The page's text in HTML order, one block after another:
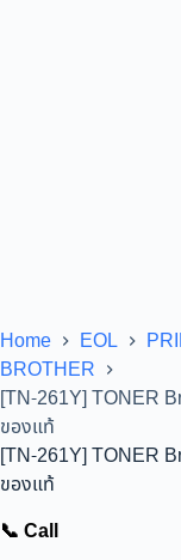
Home EOL
BROTHER
[TN-261Y] TONER
ของแท้
[TN-261Y] TONER
ของแท้
📞 Call